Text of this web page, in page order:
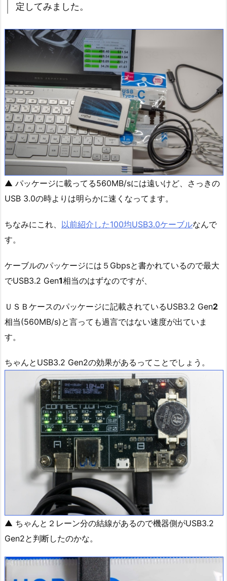
定してみました。
▲ パッケージに載ってる560MB/sには遠いけど、さっきの
USB 3.0の時よりは明らかに速くなってます。
ちなみにこれ、 以前紹介した100均USB3.0ケーブルなんで
す。
ケーブルのパッケージには５Gbpsと書かれているので最大
でUSB3.2 Gen1相当のはずなのですが、
ＵＳＢケースのパッケージに記載されているUSB3.2 Gen2
相当(560MB/s)と言っても過言ではない速度が出ていま
す。
ちゃんとUSB3.2 Gen2の効果があるってことでしょう。
▲ ちゃんと２レーン分の結線があるので機器側がUSB3.2
Gen2と判断したのかな。